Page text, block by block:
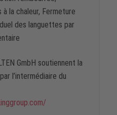
la chaleur, Fermeture
des languettes par
GmbH soutiennent la
l’intermédiaire du